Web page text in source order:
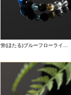
蛍(ほたる)ブルーフローライ…